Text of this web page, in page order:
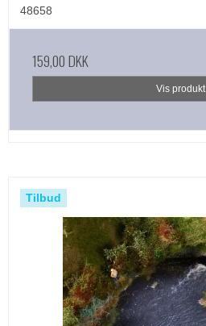
48658
159,00 DKK
Vis produkt
Tilbud